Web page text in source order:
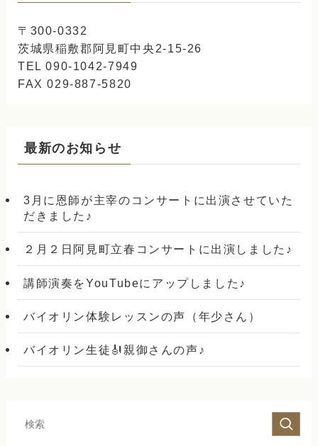
〒300-0332
茨城県稲敷郡阿見町中央2-15-26
TEL 090-1042-7949
FAX 029-887-5820
最新のお知らせ
3月に恩師が主宰のコンサートに出演させていた
だきました♪
２月２日阿見町立春コンサートに出演しました♪
講師演奏をYouTubeにアップしました♪
バイオリン体験レッスンの声（年少さん）
バイオリン生徒🎻親御さんの声♪